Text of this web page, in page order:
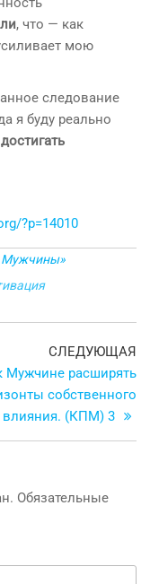
, что — как
мою
следование
я буду реально
?p=14010
Мужчины»
СЛЕДУЮЩАЯ
Мужчине расширять
собственного
влияния. (КПМ) 3
Обязательные